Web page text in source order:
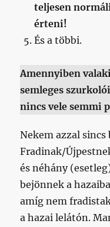
teljesen
érteni!
És a többi.
Amennyiben
semleges
nincs vele semmi
Nekem azzal
Fradinak/
és néhány
bejönnek a
amíg nem
a hazai lelátón.